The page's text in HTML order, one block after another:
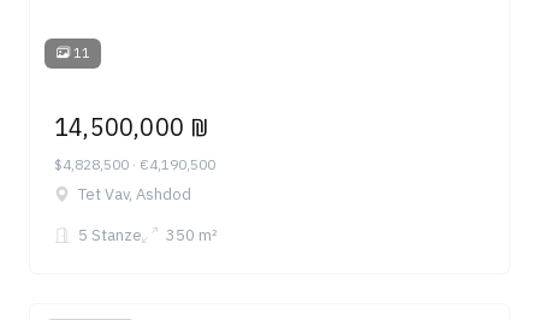
11
14,500,000 ₪
$4,828,500 · €4,190,500
Tet Vav, Ashdod
5 Stanze
350 m²